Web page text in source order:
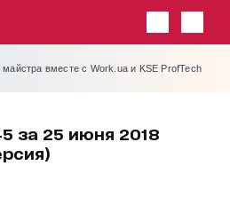
вместе с Work.ua и KSE ProfTech
за 25 июня 2018